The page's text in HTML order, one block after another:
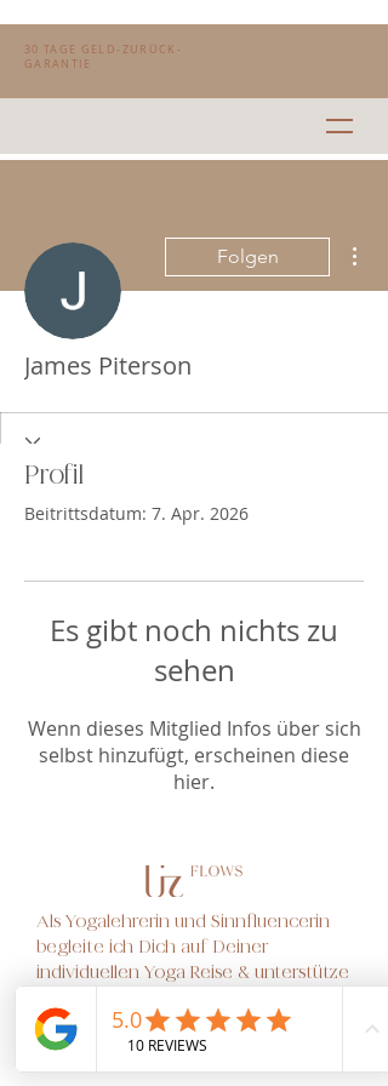
30 TAGE GELD-ZURÜCK-
GARANTIE
Folgen
James Piterson
Profil
Beitrittsdatum: 7. Apr. 2026
Es gibt noch nichts zu
sehen
Wenn dieses Mitglied Infos über sich
selbst hinzufügt, erscheinen diese
hier.
Als Yogalehrerin und Sinnfluencerin
begleite ich Dich auf Deiner
individuellen Yoga Reise & unterstütze
erfolgreiches Yoga Business
aufzubauen.